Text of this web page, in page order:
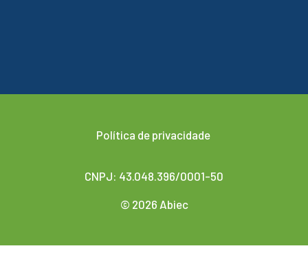
Política de privacidade
CNPJ: 43.048.396/0001-50
© 2026 Abiec